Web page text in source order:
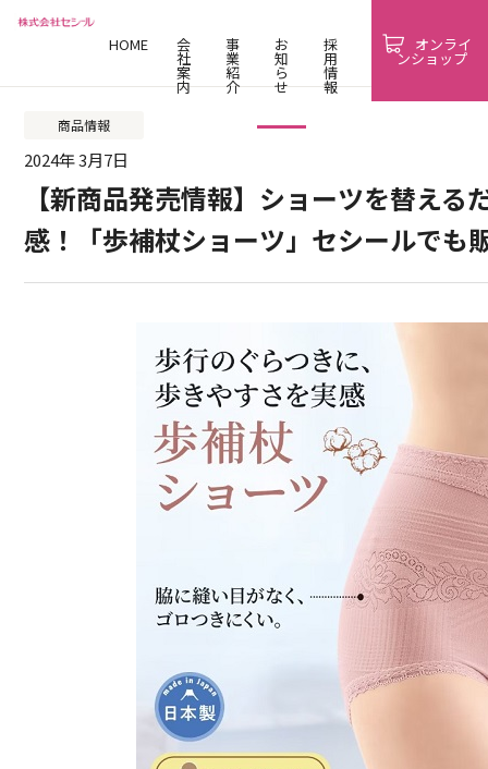
HOME 会
社
案
内
事
業
紹
介
お
知
ら
せ
採
用
情
報
オンライ
ンショップ
商品情報
2024年 3月7日
【新商品発売情報】ショーツを替える
感！「歩補杖ショーツ」セシールでも